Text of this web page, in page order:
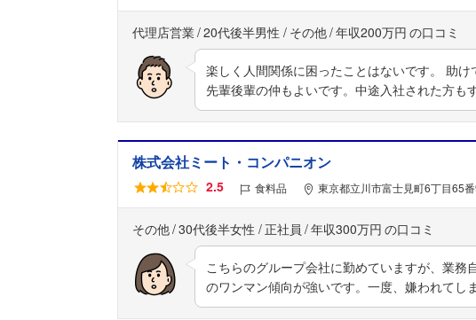
代理店営業 20代後半男性 その他 年収200万円
楽しく人間関係に困ったことはないです。 助け
先輩後輩の仲もよいです。中途入社された方も
株式会社ミート・コンパニオン
2.5 食料品 東京都立川市富士見町6丁目65
その他 30代後半女性 正社員 年収300万円
こちらのグループ会社に勤めていますが、業
のワンマン傾向が強いです。一度、嫌われてし